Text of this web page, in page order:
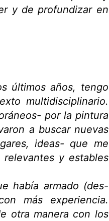
y de profundizar en
últimos años, tengo
multidisciplinario.
por la pintura
a buscar nuevas
ideas- que me
y estables
había armado (des-
más experiencia.
otra manera con los